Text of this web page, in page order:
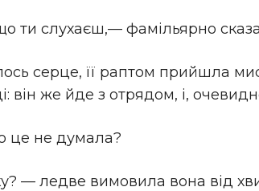
ти слухаєш,— фамільярно
серце, її раптом прийшла
він же йде з отрядом, і,
це не думала?
— ледве вимовила вона від